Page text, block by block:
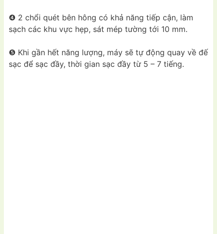
❹ 2 chổi quét bên hông có khả năng tiếp cận, làm
sạch các khu vực hẹp, sát mép tường tới 10 mm.
❺ Khi gần hết năng lượng, máy sẽ tự động quay về đế
sạc để sạc đầy, thời gian sạc đầy từ 5 – 7 tiếng.